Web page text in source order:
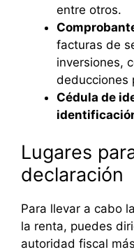
entre otros.
facturas de
inversiones,
deducciones
Cédula de
Lugares
declaración
Para llevar a cabo
la renta, puedes
autoridad fiscal